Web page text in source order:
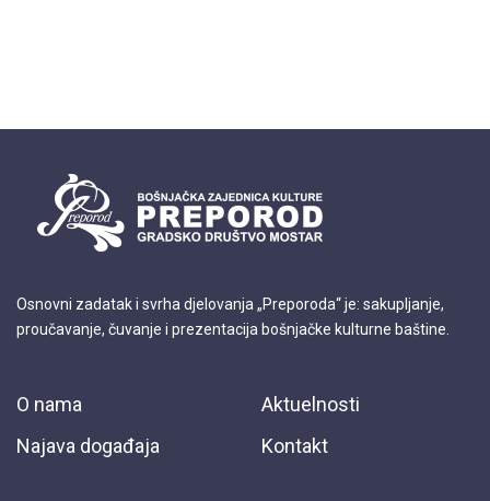
Osnovni zadatak i svrha djelovanja „Preporoda“ je: sakupljanje,
proučavanje, čuvanje i prezentacija bošnjačke kulturne baštine.
O nama
Aktuelnosti
Najava događaja
Kontakt